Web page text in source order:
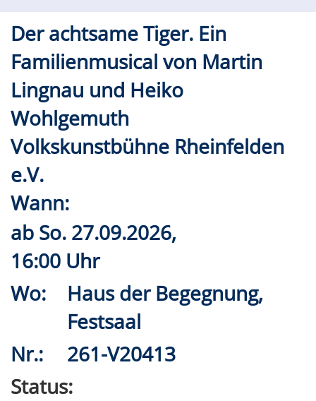
Der achtsame Tiger. Ein
Familienmusical von Martin
Lingnau und Heiko
Wohlgemuth
Volkskunstbühne Rheinfelden
e.V.
Wann:
ab So. 27.09.2026,
16:00 Uhr
Wo:
Haus der Begegnung,
Festsaal
Nr.:
261-V20413
Status: